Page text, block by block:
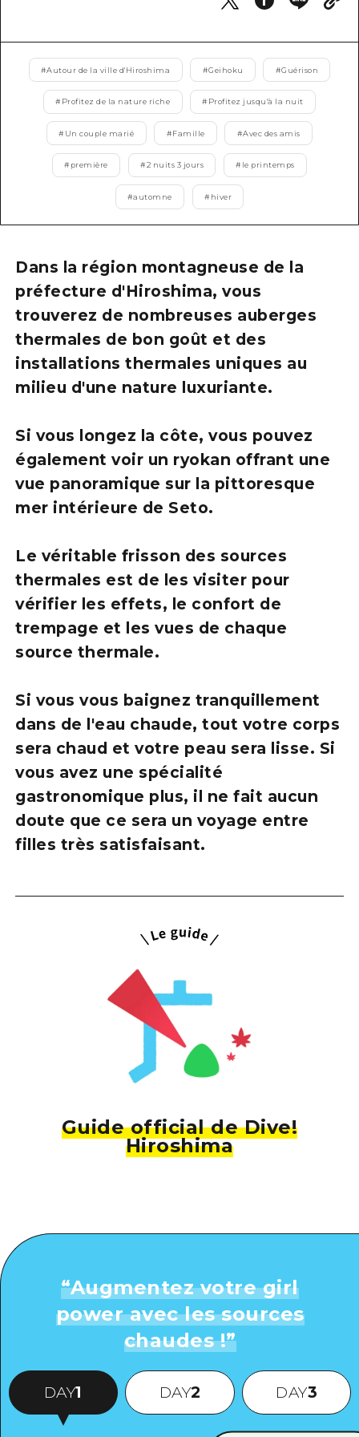
Vidéo d'Hiroshima
FAQ
Téléchargement de Photos
Informations sur le transport en
Brochure touristique
#Autour de la ville d'Hiroshima #Geihoku #Guérison
# Profitez de la nature riche # Profitez jusqu'à la nuit
# Un couple marié #Famille #Avec des amis
# première #2 nuits 3 jours # le printemps
#automne # hiver
Guide official de Dive!
Hiroshima
Dans la région montagneuse de la
préfecture d'Hiroshima, vous
trouverez de nombreuses auberges
thermales de bon goût et des
installations thermales uniques au
milieu d'une nature luxuriante.
Si vous longez la côte, vous pouvez
également voir un ryokan offrant une
vue panoramique sur la pittoresque
mer intérieure de Seto.
Le véritable frisson des sources
thermales est de les visiter pour
vérifier les effets, le confort de
trempage et les vues de chaque
source thermale.
Si vous vous baignez tranquillement
dans de l'eau chaude, tout votre corps
sera chaud et votre peau sera lisse. Si
vous avez une spécialité
gastronomique plus, il ne fait aucun
doute que ce sera un voyage entre
filles très satisfaisant.
“Augmentez votre girl
power avec les sources
chaudes !”
DAY1 DAY2 DAY3